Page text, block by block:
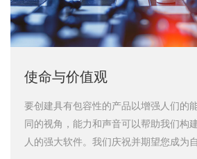
使命与价值观
要创建具有包容性的产品以增强人们的
同的视角，能力和声音可以帮助我们构
人的强大软件。我们庆祝并期望您成为